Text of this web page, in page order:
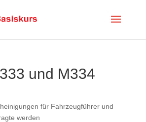
und M334
für Fahrzeugführer und
werden